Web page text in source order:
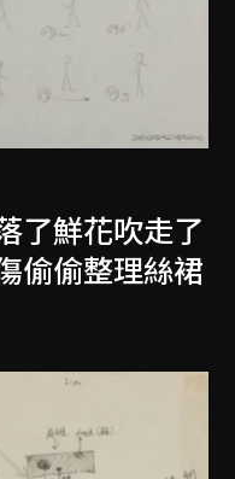
了鮮花吹走了
偷偷整理絲裙